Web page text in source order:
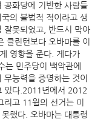
공화당에 기반한 사람들
의 불법적 적이라고 생
잘못되었고, 반드시 막아
클린턴보다 오바마를 이
영향을 준다. 게다가
는 민주당이 백악관에
능력을 증명하는 것이
있다.2011년에서 2012
리고 11월의 선거는 미
했다. 오바마는 대통령